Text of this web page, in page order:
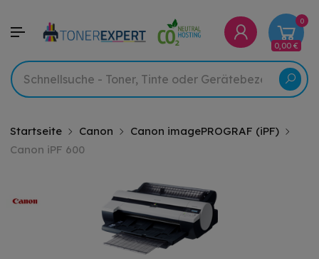
0
0,00 €
Startseite Canon
Canon imagePROGRAF (iPF)
Canon iPF 600